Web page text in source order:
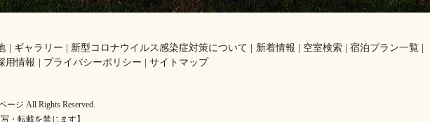
ギャラリー 新型コロナウイルス感染症対策について 新着情報 空室検索
宿泊プラン一覧
用情報 プライバシーポリシー サイトマップ
ジ All Rights Reserved.
・転載を禁じます】